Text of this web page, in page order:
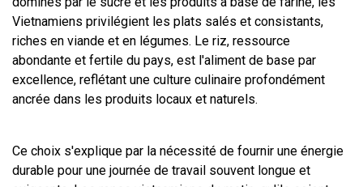
Vietnamiens privilégient les plats salés et consistants,
riches en viande et en légumes. Le riz, ressource
abondante et fertile du pays, est l'aliment de base par
excellence, reflétant une culture culinaire profondément
ancrée dans les produits locaux et naturels.
Ce choix s'explique par la nécessité de fournir une énergie
durable pour une journée de travail souvent longue et